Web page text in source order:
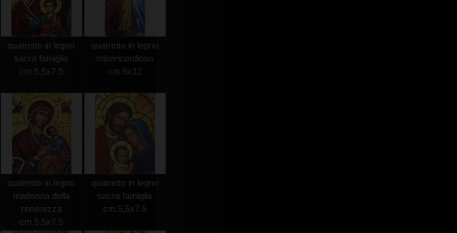
quatretto in legno
sacra famiglia
cm.5,5x7.5
quatretto in legno
misericordioso
cm.6x12
quatretto in legno
madonna della
renerezza
cm.5,5x7.5
quatretto in legno
sacra famiglia
cm.5,5x7.5